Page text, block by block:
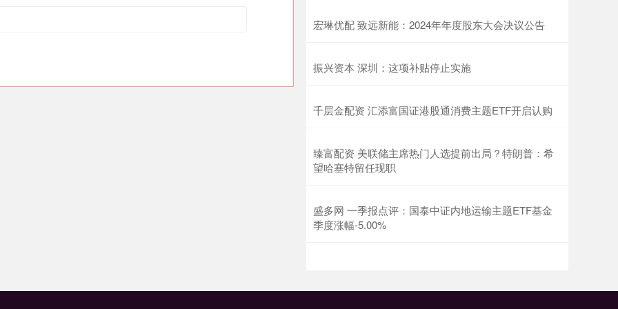
宏琳优配 致远新能：2024年年度股东大会决议公告
振兴资本 深圳：这项补贴停止实施
千层金配资 汇添富国证港股通消费主题ETF开启认购
臻富配资 美联储主席热门人选提前出局？特朗普：希
望哈塞特留任现职
盛多网 一季报点评：国泰中证内地运输主题ETF基金
季度涨幅-5.00%